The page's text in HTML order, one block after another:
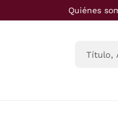
Saltar al contenido
Quiénes